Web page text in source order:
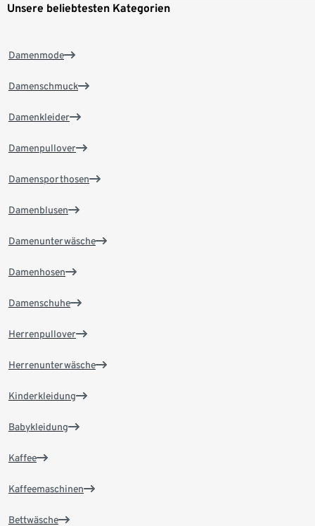
Unsere beliebtesten Kategorien
Damenmode
Damenschmuck
Damenkleider
Damenpullover
Damensporthosen
Damenblusen
Damenunterwäsche
Damenhosen
Damenschuhe
Herrenpullover
Herrenunterwäsche
Kinderkleidung
Babykleidung
Kaffee
Kaffeemaschinen
Bettwäsche